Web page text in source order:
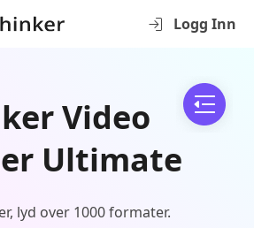
Logg Inn
Video
Ultimate
lyd over 1000 formater.